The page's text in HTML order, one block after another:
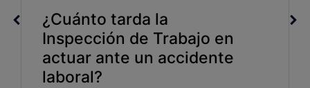
¿Cuánto tarda la
Inspección de Trabajo en
actuar ante un accidente
laboral?